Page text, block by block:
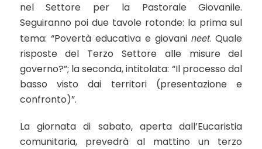
nel Settore per la Pastorale Giovanile.
Seguiranno poi due tavole rotonde: la prima sul
tema: “Povertà educativa e giovanineet. Quale
risposte del Terzo Settore alle misure del
governo?”; la seconda, intitolata: “Il processo dal
basso visto dai territori (presentazione e
confronto)”.
La giornata di sabato, aperta dall’Eucaristia
comunitaria, prevedrà al mattino un terzo